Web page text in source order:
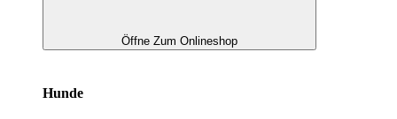
Öffne Zum Onlineshop
Hunde